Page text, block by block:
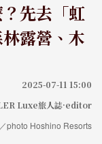
先去「虹
露營、木
2025-07-11 15:00
Luxe旅人誌·editor
photo Hoshino Resorts